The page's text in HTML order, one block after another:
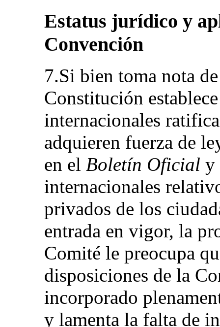
Estatus jurídico y
Convención
7.Si bien toma nota
Constitución
internacionales
adquieren fuerza de
en el Boletín Oficial y
internacionales
privados de los
entrada en vigor, la
Comité le preocupa
disposiciones de la
incorporado
y lamenta la falta de